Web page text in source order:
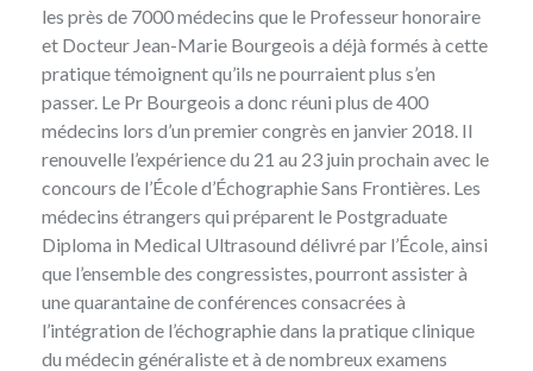
les près de 7000 médecins que le Professeur honoraire
et Docteur Jean-Marie Bourgeois a déjà formés à cette
pratique témoignent qu’ils ne pourraient plus s’en
passer. Le Pr Bourgeois a donc réuni plus de 400
médecins lors d’un premier congrès en janvier 2018 . Il
renouvelle l’expérience du 21 au 23 juin prochain avec le
concours de l’École d’Échographie Sans Frontières . Les
médecins étrangers qui préparent le Postgraduate
Diploma in Medical Ultrasound délivré par l’École, ainsi
que l’ensemble des congressistes, pourront assister à
une quarantaine de conférences consacrées à
l’intégration de l’échographie dans la pratique clinique
du médecin généraliste et à de nombreux examens